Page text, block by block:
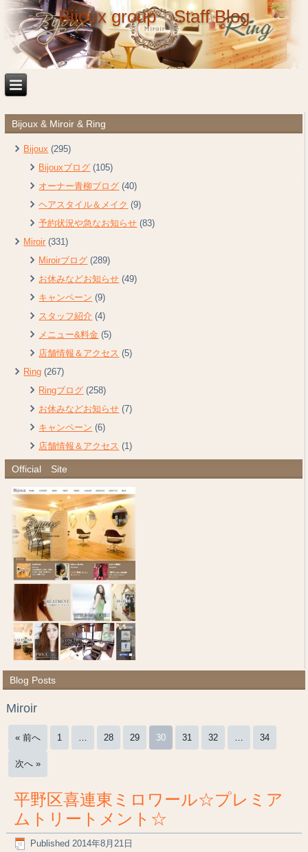
Bijoux group Staff Blog
Bijoux & Miroir & Ring
Bijoux (295)
Bijouxブログ (105)
オーナー青柳ブログ (40)
ヘアスタイル＆メイク (9)
予約状況や急なお知らせ (83)
Miroir (331)
Miroirブログ (289)
お休みなどお知らせ (49)
キャンペーン (9)
スタッフ紹介 (4)
メニュー&料金 (5)
店舗情報＆アクセス (5)
Ring (267)
Ringブログ (258)
お休みなどお知らせ (7)
キャンペーン (6)
店舗情報＆アクセス (1)
Official Site
Blog Posts
Miroir
« 前へ 1 28 29 30 31 32 34
次へ »
平野区喜連東ミロワール☆プレミア
ムトリートメント☆
Published 2014年8月21日